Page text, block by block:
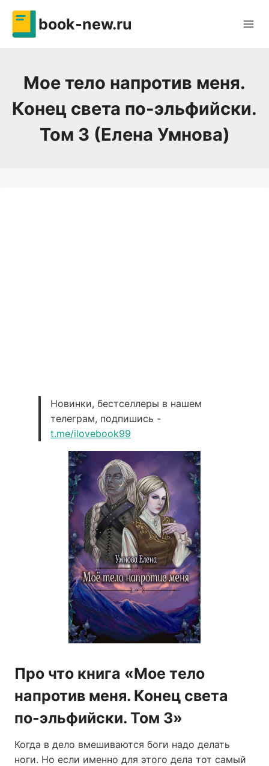
Перейти
содержимому
book-new.ru
Мое тело напротив меня.
Конец света по-эльфийски.
Том 3 (Елена Умнова)
Новинки, бестселлеры в нашем
телеграм, подпишись -
t.me/ilovebook99
Про что книга «Мое тело
напротив меня. Конец света
по-эльфийски. Том 3»
Когда в дело вмешиваются боги надо делать
ноги. Но если именно для этого дела тот самый